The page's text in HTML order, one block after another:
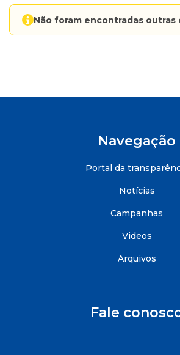
Não foram encontradas outras
Navegação
Portal da
Notícias
Campanhas
Videos
Arquivos
Fale